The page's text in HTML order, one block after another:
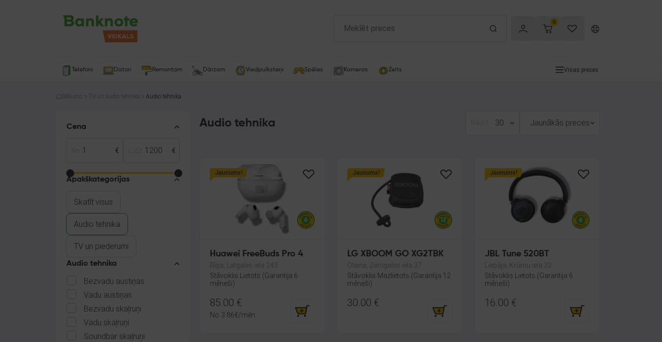
0
Telefoni Datori Remontam Dārzam Viedpulksteņi Spēles Kameras Zelts Visas preces
Sākums TV un audio tehnika Audio tehnika
Cena
€ €
Apakškategorijas
Skatīt visus
Audio tehnika
TV un piederumi
Audio tehnika
Bezvadu austiņas
Vadu austiņas
Bezvadu skaļruņi
Vadu skaļruņi
Soundbar skaļruņi
Audio tehnika 30 Jaunākās preces
Jaunums!
Huawei FreeBuds Pro 4
Rīga, Latgales iela 243
Stāvoklis Lietots (Garantija 6
mēneši)
85.00 €
No 3.86€/mēn.
Jaunums!
LG XBOOM GO XG2TBK
Olaine, Zemgales iela 37
Stāvoklis Mazlietots (Garantija 12
mēneši)
30.00 €
Jaunums!
JBL Tune 520BT
Liepāja, Krūmu iela 32
Stāvoklis Lietots (Garantija 6
mēneši)
16.00 €